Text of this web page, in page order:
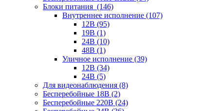
Блоки питания (146)
Внутреннее исполнение (107)
12В (95)
19В (1)
24В (10)
48В (1)
Уличное исполнение (39)
12В (34)
24В (5)
Для видеонаблюдения (8)
Бесперебойные 18В (2)
Бесперебойные 220В (24)